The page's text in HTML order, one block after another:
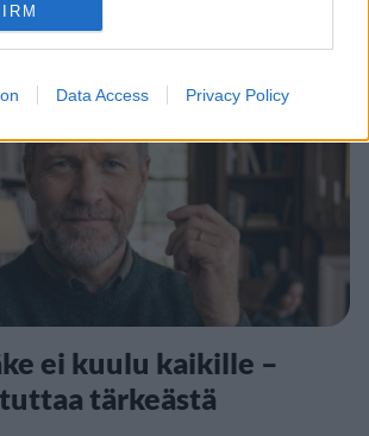
Data Access Privacy Policy
ei kuulu kaikille –
tärkeästä